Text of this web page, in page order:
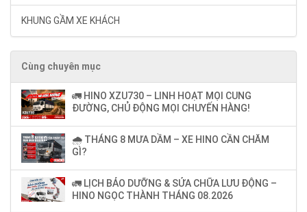
KHUNG GẦM XE KHÁCH
Cùng chuyên mục
🚛 HINO XZU730 – LINH HOẠT MỌI CUNG
ĐƯỜNG, CHỦ ĐỘNG MỌI CHUYẾN HÀNG!
🌧️ THÁNG 8 MƯA DẦM – XE HINO CẦN CHĂM
GÌ?
🚛 LỊCH BẢO DƯỠNG & SỬA CHỮA LƯU ĐỘNG –
HINO NGỌC THÀNH THÁNG 08.2026